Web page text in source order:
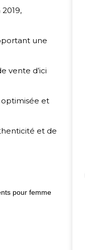
une
vente d’ici
et
et de
pour femme